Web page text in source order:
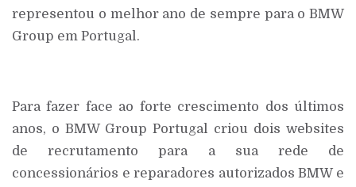
representou o melhor ano de sempre para o BMW
Group em Portugal.
Para fazer face ao forte crescimento dos últimos
anos, o BMW Group Portugal criou dois websites
de recrutamento para a sua rede de
concessionários e reparadores autorizados BMW e